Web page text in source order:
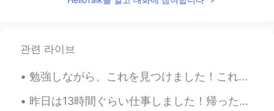
@masaame
ジェッサ民 2019.10.21 12:13
관련 라이브
勉強しながら、これを見つけました！これは絵画そうですね。でも、実は、これは「Diffusion Tensor Imaging」のMRIからの画像です！白質を見つけるために、DTIを使います。2番...
昨日は13時間ぐらい仕事しました！帰ったあと、そんなに疲れなかったけど、今、起きたばかりなのに、もう疲れてる。😵‍💫やばい。 今日は休みだと思ったけど、また仕事です。😑 悲鳴を上げたい！😖😖😖